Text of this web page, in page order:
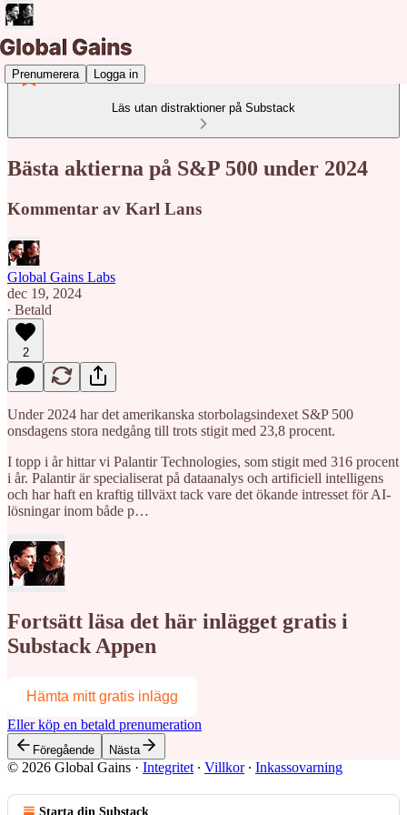
Prenumerera Logga in
Läs utan distraktioner på Substack
Bästa aktierna på S&P 500 under 2024
Kommentar av Karl Lans
Global Gains Labs
dec 19, 2024
∙ Betald
2
Under 2024 har det amerikanska storbolagsindexet S&P 500
onsdagens stora nedgång till trots stigit med 23,8 procent.
I topp i år hittar vi Palantir Technologies, som stigit med 316 procent
i år. Palantir är specialiserat på dataanalys och artificiell intelligens
och har haft en kraftig tillväxt tack vare det ökande intresset för AI-
lösningar inom både p…
Fortsätt läsa det här inlägget gratis i
Substack Appen
Hämta mitt gratis inlägg
Eller köp en betald prenumeration
Föregående Nästa
© 2026 Global Gains · Integritet ∙ Villkor∙ Inkassovarning
Starta din Substack